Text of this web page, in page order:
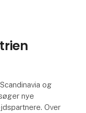
og
nye
Over